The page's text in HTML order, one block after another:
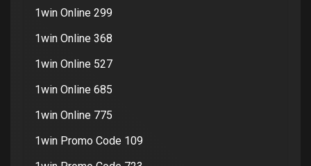
1win Online 299
1win Online 368
1win Online 527
1win Online 685
1win Online 775
1win Promo Code 109